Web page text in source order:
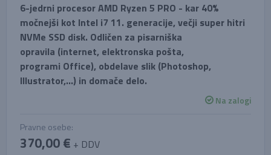
6-jedrni procesor AMD Ryzen 5 PRO - kar 40%
močnejši kot Intel i7 11. generacije, večji super hitri
NVMe SSD disk. Odličen za pisarniška
opravila (internet, elektronska pošta,
programi Office), obdelave slik (Photoshop,
Illustrator,...) in domače delo.
Na zalogi
Pravne osebe:
370,00 € + DDV